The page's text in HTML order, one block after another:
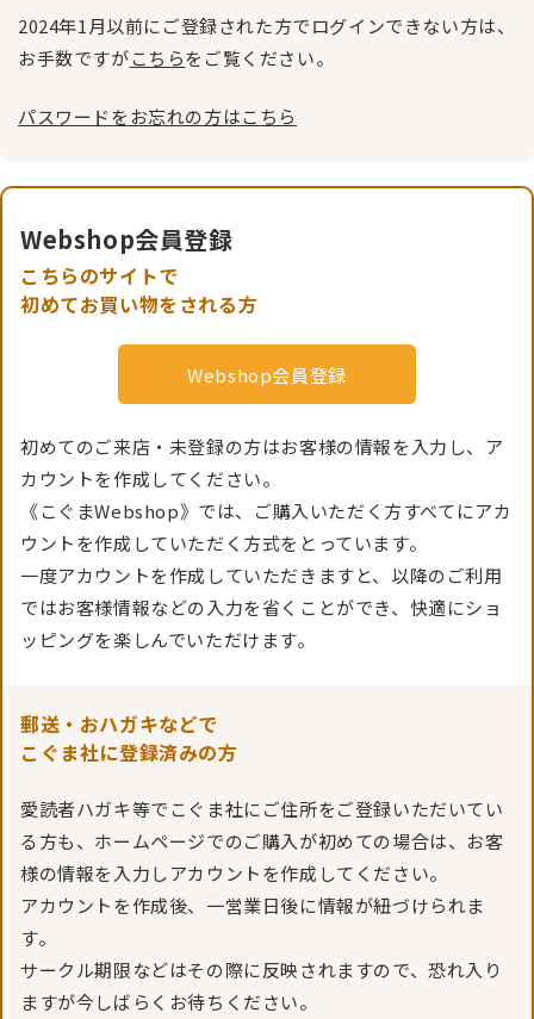
2024年1月以前にご登録された方でログインできない方は、
お手数ですがこちらをご覧ください。
パスワードをお忘れの方はこちら
Webshop会員登録
こちらのサイトで
初めてお買い物をされる方
Webshop会員登録
初めてのご来店・未登録の方はお客様の情報を入力し、ア
カウントを作成してください。
《こぐまWebshop》では、ご購入いただく方すべてにアカ
ウントを作成していただく方式をとっています。
一度アカウントを作成していただきますと、以降のご利用
ではお客様情報などの入力を省くことができ、快適にショ
ッピングを楽しんでいただけます。
郵送・おハガキなどで
こぐま社に登録済みの方
愛読者ハガキ等でこぐま社にご住所をご登録いただいてい
る方も、ホームページでのご購入が初めての場合は、お客
様の情報を入力しアカウントを作成してください。
アカウントを作成後、一営業日後に情報が紐づけられま
す。
サークル期限などはその際に反映されますので、恐れ入り
ますが今しばらくお待ちください。